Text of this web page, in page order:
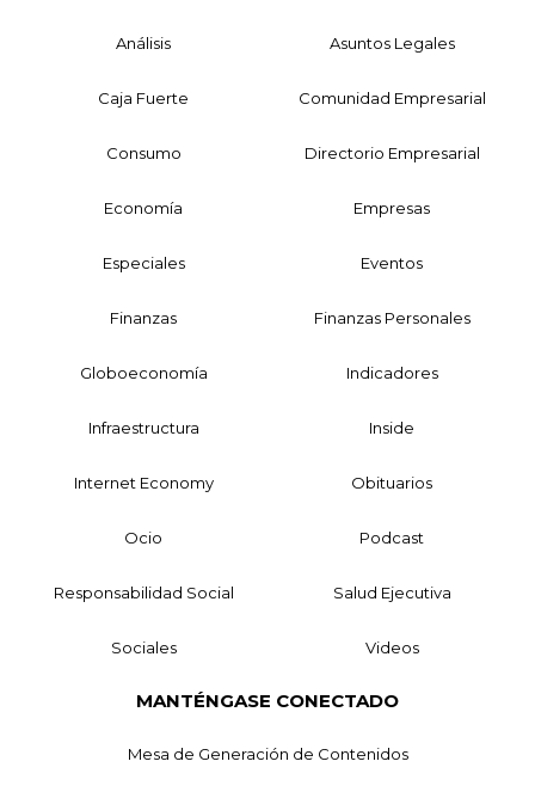
Análisis Asuntos Legales
Caja Fuerte Comunidad Empresarial
Consumo Directorio Empresarial
Economía Empresas
Especiales Eventos
Finanzas Finanzas Personales
Globoeconomía Indicadores
Infraestructura Inside
Internet Economy Obituarios
Ocio Podcast
Responsabilidad Social Salud Ejecutiva
Sociales Videos
MANTÉNGASE CONECTADO
Mesa de Generación de Contenidos